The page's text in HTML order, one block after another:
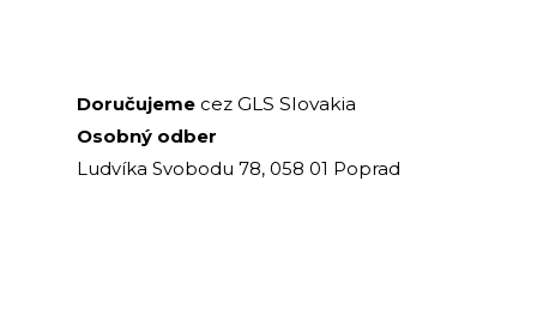
Doručujeme cez GLS Slovakia
Osobný odber
Ludvíka Svobodu 78, 058 01 Poprad